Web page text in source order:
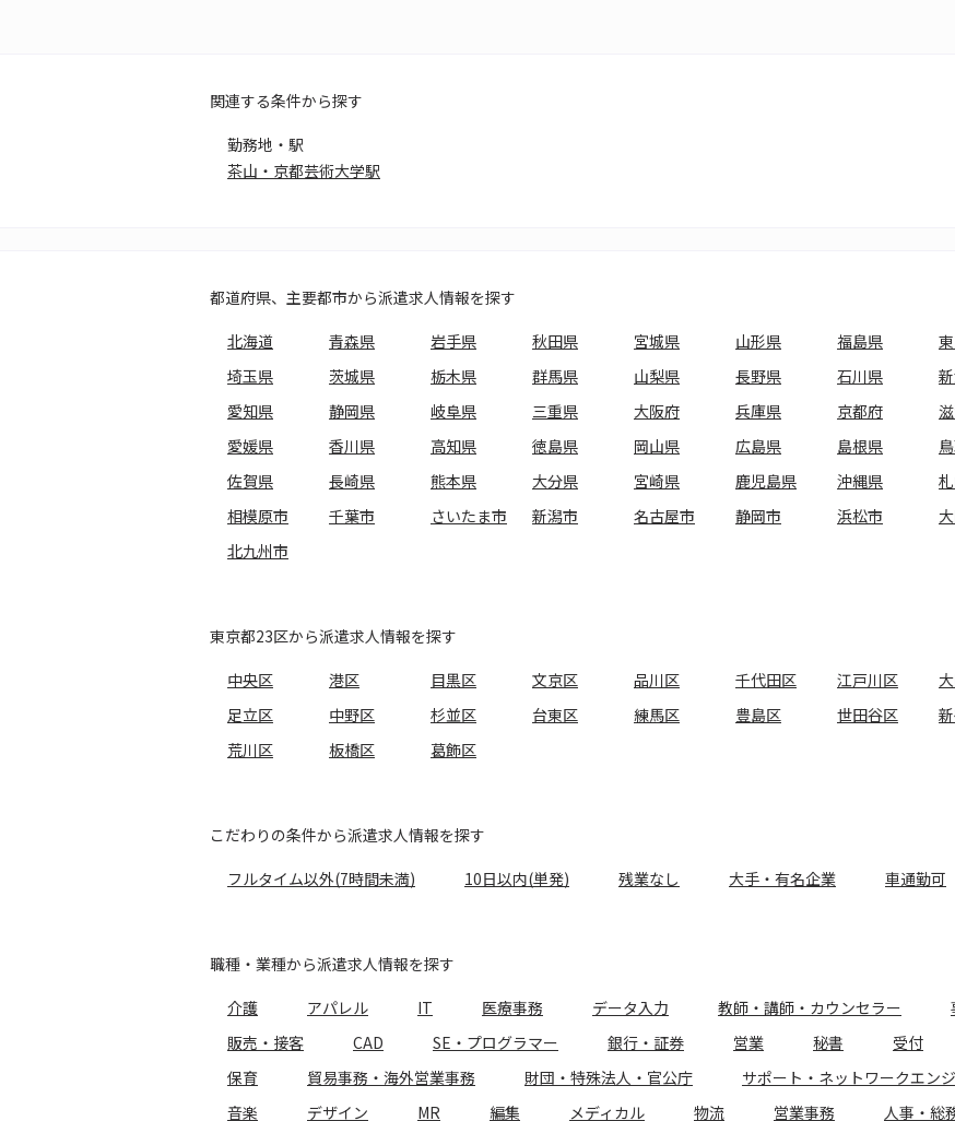
関連する条件から探す
勤務地・駅
茶山・京都芸術大学駅
都道府県、主要都市から派遣求人情報を探す
北海道
青森県 岩手県 秋田県 宮城県 山形県 福島県
埼玉県
茨城県 栃木県 群馬県 山梨県 長野県 石川県
愛知県
静岡県 岐阜県 三重県 大阪府 兵庫県 京都府
愛媛県
香川県 高知県 徳島県 岡山県 広島県 島根県
佐賀県
長崎県 熊本県 大分県 宮崎県 鹿児島県 沖縄県
相模原市
千葉市 さいたま市 新潟市 名古屋市 静岡市 浜松市
北九州市
東京都23区から派遣求人情報を探す
中央区
港区 目黒区 文京区 品川区 千代田区 江戸川区
足立区
中野区 杉並区 台東区 練馬区 豊島区 世田谷区
荒川区
板橋区 葛飾区
こだわりの条件から派遣求人情報を探す
フルタイム以外(7時間未満)
10日以内(単発) 残業なし 大手・有名企業 車通勤可
職種・業種から派遣求人情報を探す
介護
アパレル IT 医療事務 データ入力 教師・講師・カウンセラー
販売・接客
CAD SE・プログラマー 銀行・証券 営業 秘書 受付
保育
貿易事務・海外営業事務 財団・特殊法人・官公庁 サポート・ネットワークエン
音楽
デザイン MR 編集 メディカル 物流 営業事務 人事・総